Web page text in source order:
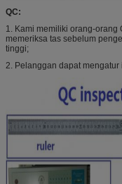
QC:
1. Kami memiliki orang-orang
memeriksa tas sebelum
tinggi;
2. Pelanggan dapat